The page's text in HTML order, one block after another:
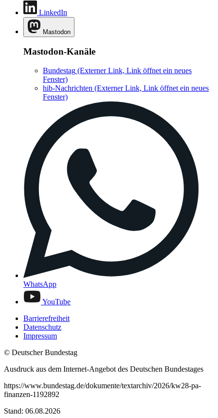
LinkedIn
Mastodon
Mastodon-Kanäle
Bundestag (Externer Link, Link öffnet ein neues
Fenster)
hib-Nachrichten (Externer Link, Link öffnet ein neues
Fenster)
WhatsApp
YouTube
Barrierefreiheit
Datenschutz
Impressum
© Deutscher Bundestag
Ausdruck aus dem Internet-Angebot des Deutschen Bundestages
https://www.bundestag.de/dokumente/textarchiv/2026/kw28-pa-
finanzen-1192892
Stand: 06.08.2026